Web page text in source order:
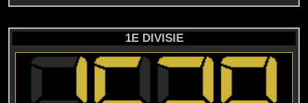
1E DIVISIE